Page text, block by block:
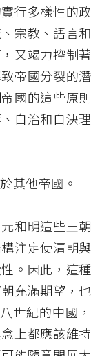
行多樣性的政
宗教、語言和
又竭力控制著
帝國分裂的潛
國的這些原則
自治和自決理
其他帝國。
和明這些王朝
注定使清朝與
。因此，這種
充滿期望，也
世紀的中國，
上都應該維持